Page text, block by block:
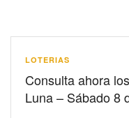
LOTERIAS
Consulta ahora
Luna – Sábado 8